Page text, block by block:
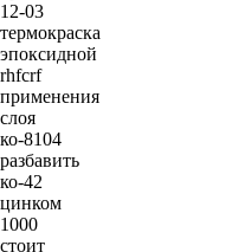
12-03
термокраска
эпоксидной
rhfcrf
применения
слоя
ко-8104
разбавить
ко-42
цинком
1000
стоит